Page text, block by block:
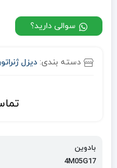
سوالی دارید؟
دسته بندی: دیزل
بادوین
4M05G17